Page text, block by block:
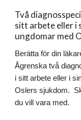
Två
sitt arbete eller i
ungdomar med
Berätta för din
Ågrenska två
i sitt arbete eller i
Oslers sjukdom.
du vill vara med.